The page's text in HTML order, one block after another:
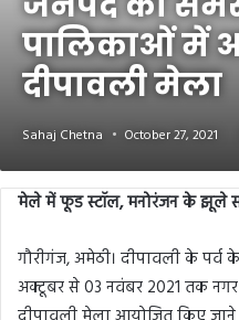
पालिकाओं में
दीपावली मेला
Sahaj Chetna October 27, 2021
मेले में फूड स्टॉल, मनोरंजन के झूले
गौरीगंज, अमेठी। दीपावली के पर्व
अक्टूबर से 03 नवंबर 2021 तक